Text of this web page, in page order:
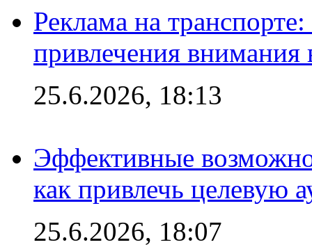
Реклама на
привлечения внимания
25.6.2026, 18:13
Эффективные
как привлечь целевую
25.6.2026, 18:07